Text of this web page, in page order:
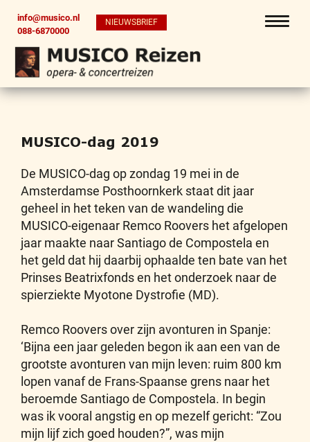
info@musico.nl
088-6870000
NIEUWSBRIEF
MUSICO-dag 2019
De MUSICO-dag op zondag 19 mei in de
Amsterdamse Posthoornkerk staat dit jaar
geheel in het teken van de wandeling die
MUSICO-eigenaar Remco Roovers het afgelopen
jaar maakte naar Santiago de Compostela en
het geld dat hij daarbij ophaalde ten bate van het
Prinses Beatrixfonds en het onderzoek naar de
spierziekte Myotone Dystrofie (MD).
Remco Roovers over zijn avonturen in Spanje:
‘Bijna een jaar geleden begon ik aan een van de
grootste avonturen van mijn leven: ruim 800 km
lopen vanaf de Frans-Spaanse grens naar het
beroemde Santiago de Compostela. In begin
was ik vooral angstig en op mezelf gericht: “Zou
mijn lijf zich goed houden?”, was mijn